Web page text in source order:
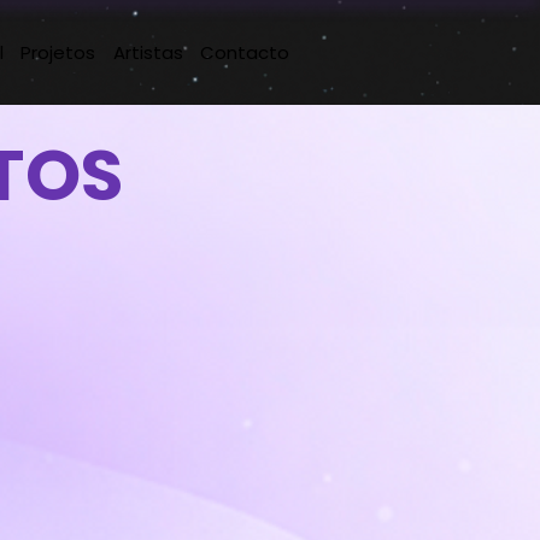
Projetos Artistas Contacto